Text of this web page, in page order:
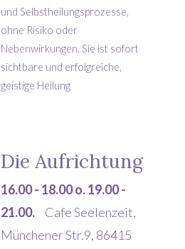
und Selbstheilungsprozesse,
ohne Risiko oder
Nebenwirkungen. Sie ist sofort
sichtbare und erfolgreiche,
geistige Heilung
Die Aufrichtung
16.00 - 18.00 o. 19.00 -
21.00.
Cafe Seelenzeit,
Münchener Str.9, 86415